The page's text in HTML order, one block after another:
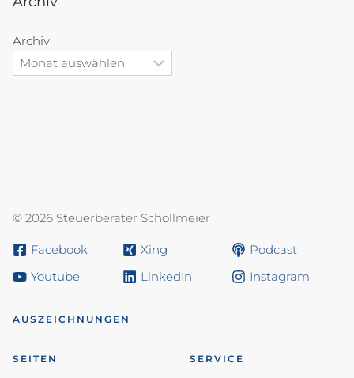
Archiv
© 2026 Steuerberater Schollmeier
Facebook Xing
Podcast
Youtube
LinkedIn Instagram
AUSZEICHNUNGEN
SEITEN SERVICE